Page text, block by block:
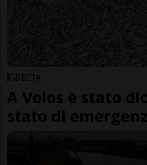
GRECIA
A Volos è stato
stato di